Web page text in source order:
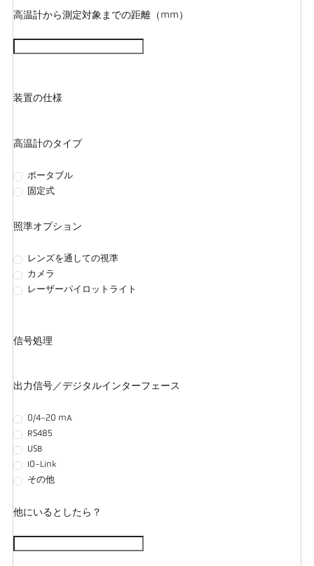
高温計から測定対象までの距離（mm）
装置の仕様
高温計のタイプ
ポータブル
固定式
照準オプション
レンズを通しての視準
カメラ
レーザーパイロットライト
信号処理
出力信号／デジタルインターフェース
0/4-20 mA
RS485
USB
IO-Link
その他
他にいるとしたら？